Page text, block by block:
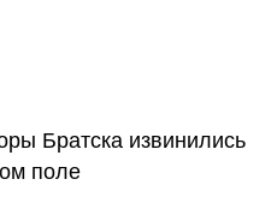
Братска извинились
поле